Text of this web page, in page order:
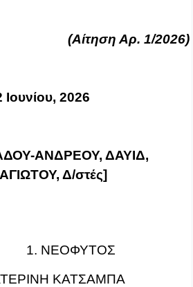
(Αίτηση Αρ. 1/2026)
Ιουνίου, 2026
ΑΝΔΡΕΟΥ, ΔΑΥΙΔ,
Δ/στές]
ΚΑΤΣΑΜΠΑ